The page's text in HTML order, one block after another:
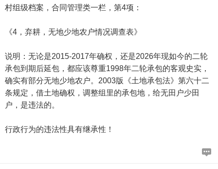
村组级档案，合同管理类一栏，第4项：
《4，弃耕，无地少地农户情况调查表》
说明：无论是2015-2017年确权，还是2026年现如今的二轮
承包到期后延包，都应该尊重1998年二轮承包的客观史实，
确实有部分无地少地农户。2003版《土地承包法》第六十二
条规定，借土地确权，调整组里的承包地，给无田户少田
户，是违法的。
行政行为的违法性具有继承性！